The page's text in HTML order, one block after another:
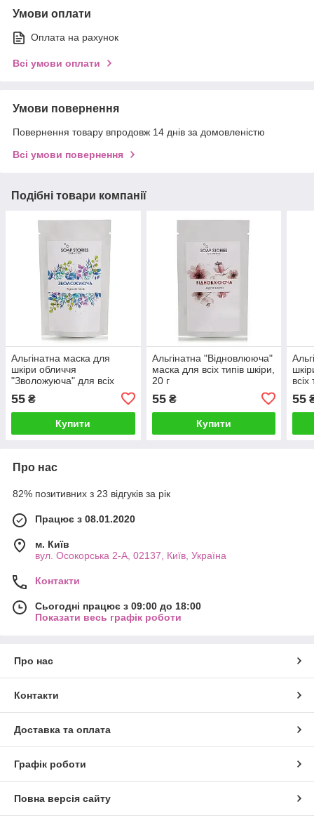
Умови оплати
Оплата на рахунок
Всі умови оплати
Умови повернення
Повернення товару впродовж 14 днів за домовленістю
Всі умови повернення
Подібні товари компанії
Альгінатна маска для
шкіри обличчя
"Зволожуюча" для всіх
55 ₴
Купити
Альгінатна "Відновлююча"
маска для всіх типів шкіри,
20 г
55₴
Купити
55
Про нас
82% позитивних з 23 відгуків за рік
Працює з 08.01.2020
м. Київ
вул. Осокорська 2-А, 02137, Київ, Україна
Контакти
Сьогодні працює з 09:00 до 18:00
Показати весь графік роботи
Про нас
Контакти
Доставка та оплата
Графік роботи
Повна версія сайту